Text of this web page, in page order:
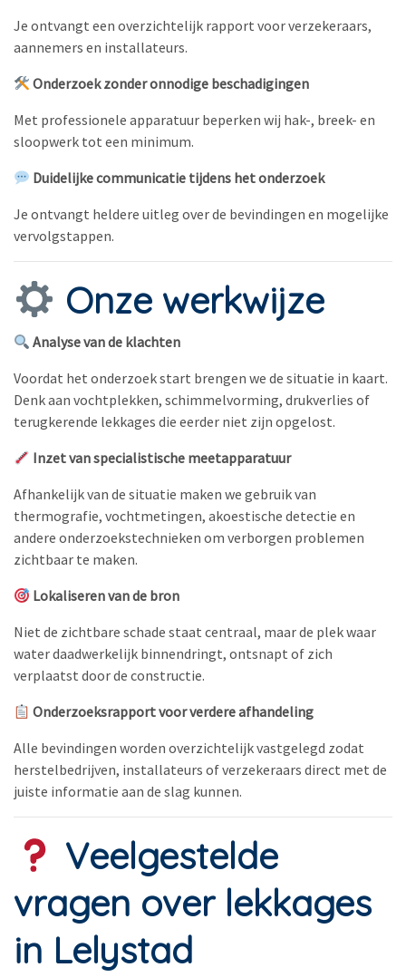
Je ontvangt een overzichtelijk rapport voor verzekeraars,
aannemers en installateurs.
Onderzoek zonder onnodige beschadigingen
Met professionele apparatuur beperken wij hak-, breek- en
sloopwerk tot een minimum.
Duidelijke communicatie tijdens het onderzoek
Je ontvangt heldere uitleg over de bevindingen en mogelijke
vervolgstappen.
Onze werkwijze
Analyse van de klachten
Voordat het onderzoek start brengen we de situatie in kaart.
Denk aan vochtplekken, schimmelvorming, drukverlies of
terugkerende lekkages die eerder niet zijn opgelost.
Inzet van specialistische meetapparatuur
Afhankelijk van de situatie maken we gebruik van
thermografie, vochtmetingen, akoestische detectie en
andere onderzoekstechnieken om verborgen problemen
zichtbaar te maken.
Lokaliseren van de bron
Niet de zichtbare schade staat centraal, maar de plek waar
water daadwerkelijk binnendringt, ontsnapt of zich
verplaatst door de constructie.
Onderzoeksrapport voor verdere afhandeling
Alle bevindingen worden overzichtelijk vastgelegd zodat
herstelbedrijven, installateurs of verzekeraars direct met de
juiste informatie aan de slag kunnen.
Veelgestelde
vragen over lekkages
in Lelystad